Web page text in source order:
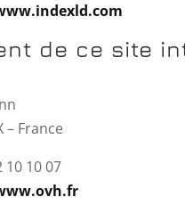
de ce site
– France
10 10 07